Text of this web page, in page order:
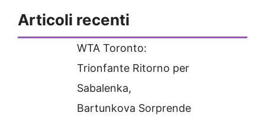
Articoli recenti
WTA Toronto:
Trionfante Ritorno per
Sabalenka,
Bartunkova Sorprende